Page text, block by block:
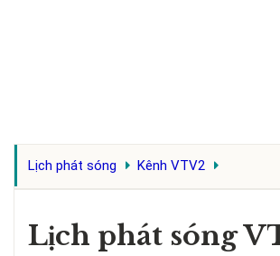
Lịch phát sóng Kênh VTV2
Lịch phát sóng